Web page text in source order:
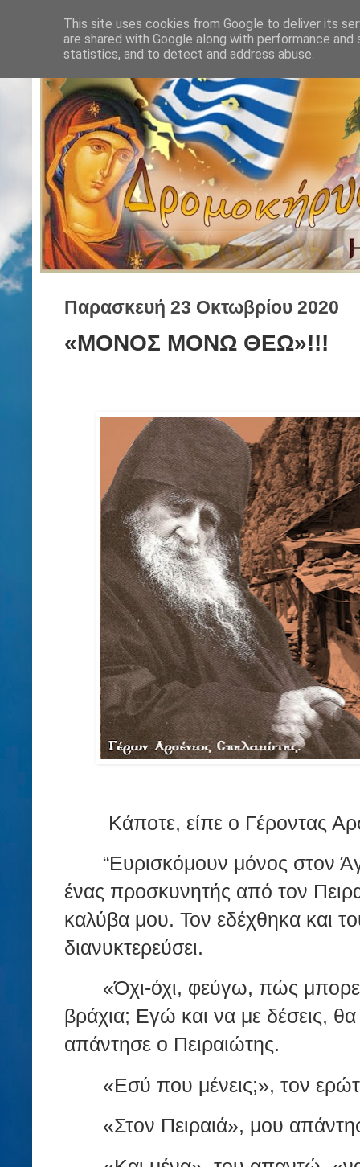
Παρασκευή 23 Οκτωβρίου 2020
«ΜΟΝΟΣ ΜΟΝΩ ΘΕΩ»!!!
Κάποτε, είπε ο Γέροντας
“Ευρισκόμουν μόνος στον
ένας προσκυνητής από τον
καλύβα μου. Τον εδέχθηκα και
διανυκτερεύσει.
«Όχι-όχι, φεύγω, πώς
βράχια; Εγώ και να με δέσεις,
απάντησε ο Πειραιώτης.
«Εσύ που μένεις;», τον
«Στον Πειραιά», μου
This site uses cookies from Google to deliver its
are shared with Google along with performance
statistics, and to detect and address abuse.